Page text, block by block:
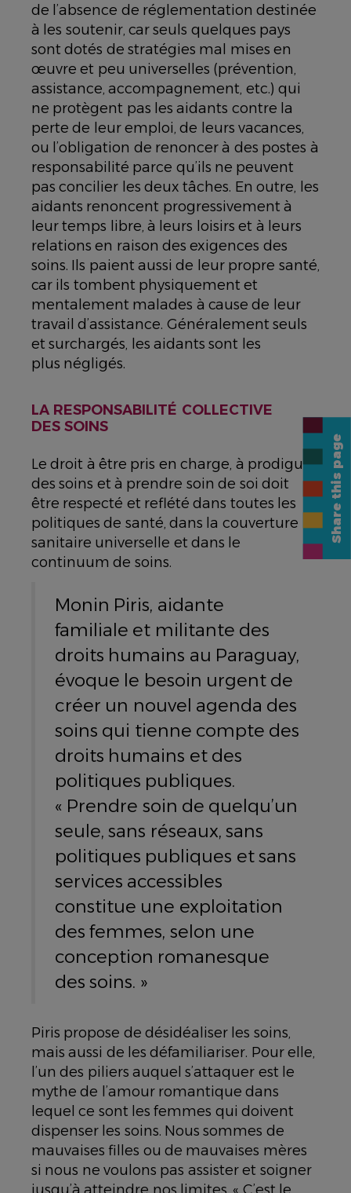
de l’absence de réglementation destinée
à les soutenir, car seuls quelques pays
sont dotés de stratégies mal mises en
œuvre et peu universelles (prévention,
assistance, accompagnement, etc.) qui
ne protègent pas les aidants contre la
perte de leur emploi, de leurs vacances,
ou l’obligation de renoncer à des postes à
responsabilité parce qu’ils ne peuvent
pas concilier les deux tâches. En outre, les
aidants renoncent progressivement à
leur temps libre, à leurs loisirs et à leurs
relations en raison des exigences des
soins. Ils paient aussi de leur propre santé,
car ils tombent physiquement et
mentalement malades à cause de leur
travail d’assistance. Généralement seuls
et surchargés, les aidants sont les
plus négligés.
LA RESPONSABILITÉ COLLECTIVE
DES SOINS
Le droit à être pris en charge, à prodiguer
des soins et à prendre soin de soi doit
être respecté et reflété dans toutes les
politiques de santé, dans la couverture
sanitaire universelle et dans le
continuum de soins.
Monin Piris, aidante
familiale et militante des
droits humains au Paraguay,
évoque le besoin urgent de
créer un nouvel agenda des
soins qui tienne compte des
droits humains et des
politiques publiques.
« Prendre soin de quelqu’un
seule, sans réseaux, sans
politiques publiques et sans
services accessibles
constitue une exploitation
des femmes, selon une
conception romanesque
des soins. »
Piris propose de désidéaliser les soins,
mais aussi de les défamiliariser. Pour elle,
l’un des piliers auquel s’attaquer est le
mythe de l’amour romantique dans
lequel ce sont les femmes qui doivent
dispenser les soins. Nous sommes de
mauvaises filles ou de mauvaises mères
si nous ne voulons pas assister et soigner
Share this page